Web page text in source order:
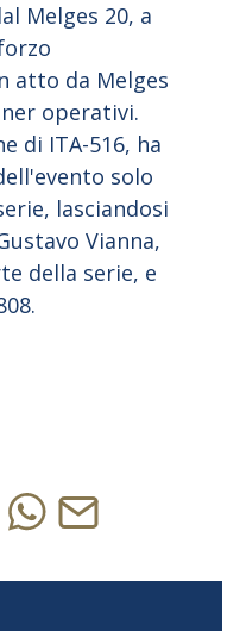
Melges 20, a
atto da Melges
operativi.
di ITA-516, ha
solo
lasciandosi
Vianna,
della serie, e